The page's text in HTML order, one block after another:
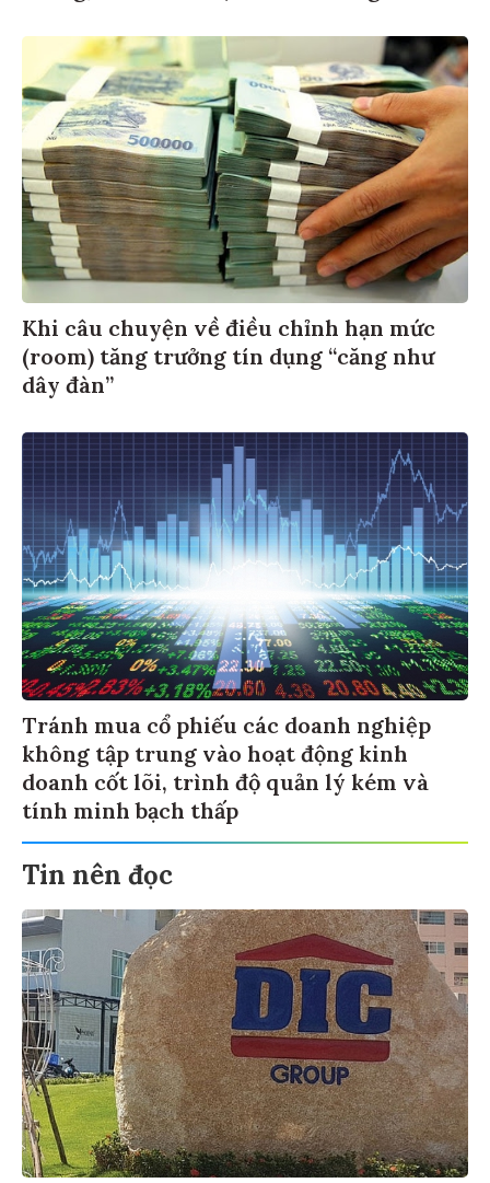
Khi câu chuyện về điều chỉnh hạn mức
(room) tăng trưởng tín dụng “căng như
dây đàn”
Tránh mua cổ phiếu các doanh nghiệp
không tập trung vào hoạt động kinh
doanh cốt lõi, trình độ quản lý kém và
tính minh bạch thấp
Tin nên đọc